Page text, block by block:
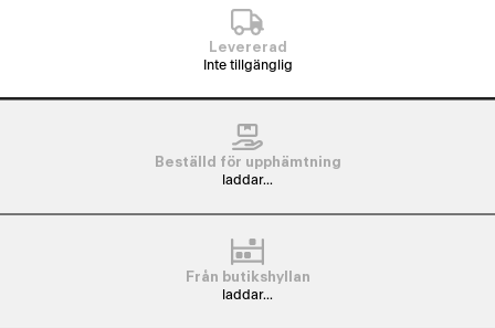
Levererad
Inte tillgänglig
Beställd för upphämtning
laddar...
Från butikshyllan
laddar...